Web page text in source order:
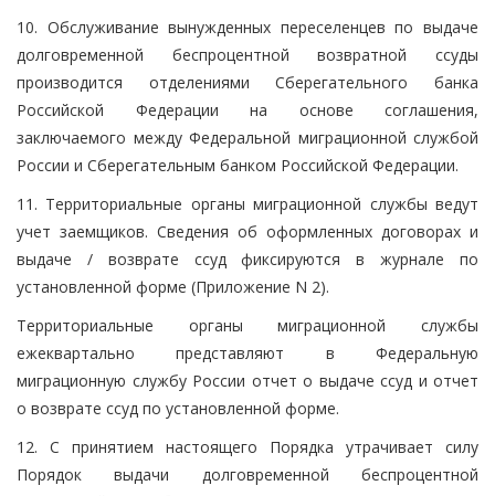
10. Обслуживание вынужденных переселенцев по выдаче
долговременной беспроцентной возвратной ссуды
производится отделениями Сберегательного банка
Российской Федерации на основе соглашения,
заключаемого между Федеральной миграционной службой
России и Сберегательным банком Российской Федерации.
11. Территориальные органы миграционной службы ведут
учет заемщиков. Сведения об оформленных договорах и
выдаче / возврате ссуд фиксируются в журнале по
установленной форме (Приложение N 2).
Территориальные органы миграционной службы
ежеквартально представляют в Федеральную
миграционную службу России отчет о выдаче ссуд и отчет
о возврате ссуд по установленной форме.
12. С принятием настоящего Порядка утрачивает силу
Порядок выдачи долговременной беспроцентной